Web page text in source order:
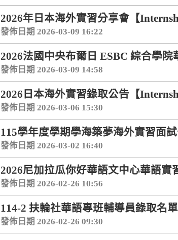
2026年日本海外實習分享會【
發佈日期 2026-03-09 16:22
2026法國中央布爾日 ESBC 綜合學
發佈日期 2026-03-09 14:58
2026日本海外實習錄取公告【
發佈日期 2026-03-06 15:30
115學年度學期學海築夢海外實習面
發佈日期 2026-03-02 16:40
2026尼加拉瓜你好華語文中心華語實
發佈日期 2026-02-26 10:56
114-2 扶輪社華語專班輔導員錄取名
發佈日期 2026-02-26 09:30